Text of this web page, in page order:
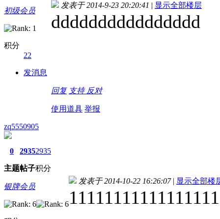
初级会员
积分
22
发消息
发表于 2014-9-23 20:20:41 | 显示全部楼层
dddddddddddddddd
回复 支持 反对
使用道具 举报
zq5550905
0
主题
2935
帖子
2935
积分
银牌会员
发表于 2014-10-22 16:26:07 | 显示全部楼